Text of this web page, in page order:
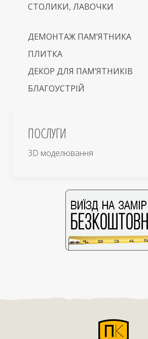
СТОЛИКИ, ЛАВОЧКИ
ДЕМОНТАЖ ПАМ’ЯТНИКА
ПЛИТКА
ДЕКОР ДЛЯ ПАМ’ЯТНИКІВ
БЛАГОУСТРІЙ
ПОСЛУГИ
3D моделювання